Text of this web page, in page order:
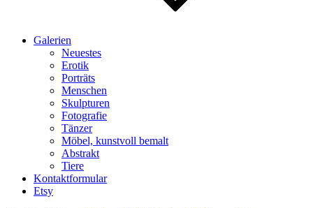
Galerien
Neuestes
Erotik
Porträts
Menschen
Skulpturen
Fotografie
Tänzer
Möbel, kunstvoll bemalt
Abstrakt
Tiere
Kontaktformular
Etsy